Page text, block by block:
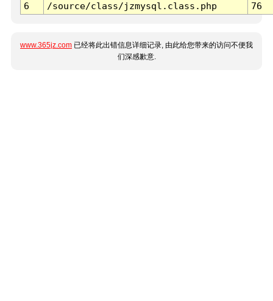
6
/source/class/jzmysql.class.php 76
www.365jz.com 已经将此出错信息详细记录, 由此给您带来的访问不便我
们深感歉意.